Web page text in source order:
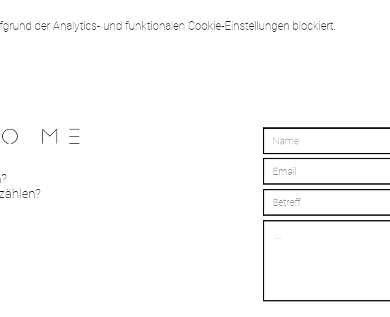
der Analytics- und funktionalen Cookie-Einstellungen blockiert.
ME